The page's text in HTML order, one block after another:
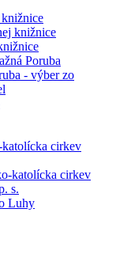
knižnice
Poruba
- výber zo
cirkev
katolícka cirkev
s.
Luhy